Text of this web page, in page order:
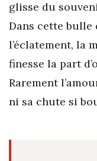
glisse du
Dans cette bulle
l’éclatement, la
finesse la part
Rarement
ni sa chute si